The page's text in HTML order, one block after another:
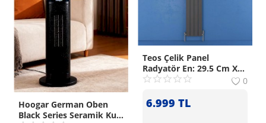
Hoogar German Oben
Black Series Seramik Kule
Teos Çelik Panel
Radyatör En: 29.5 Cm X
Boy:180 Cm Antrasi̇t
0
6.999 TL